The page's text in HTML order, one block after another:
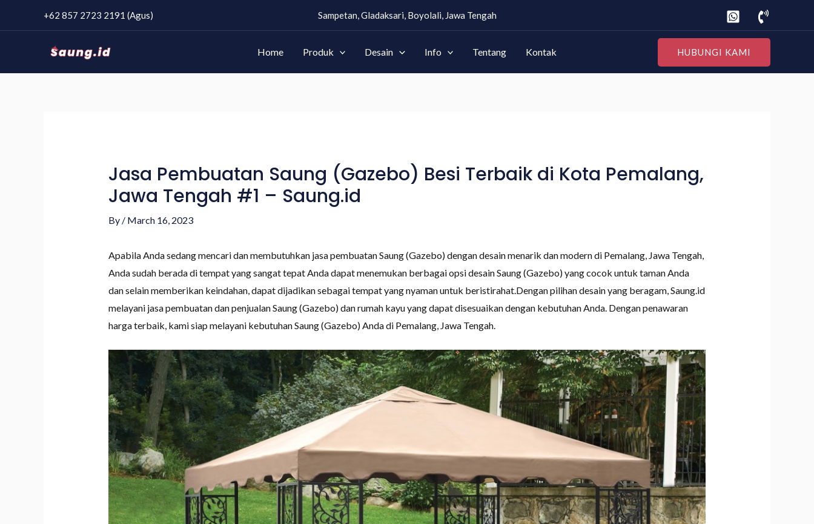
+62 857 2723 2191 (Agus) Sampetan, Gladaksari, Boyolali, Jawa Tengah
Home Produk Desain Info Tentang Kontak HUBUNGI KAMI
Jasa Pembuatan Saung (Gazebo) Besi Terbaik di Kota Pemalang,
Jawa Tengah #1 – Saung.id
By / March 16, 2023
Apabila Anda sedang mencari dan membutuhkan jasa pembuatan Saung (Gazebo) dengan desain menarik dan modern di Pemalang, Jawa Tengah,
Anda sudah berada di tempat yang sangat tepat Anda dapat menemukan berbagai opsi desain Saung (Gazebo) yang cocok untuk taman Anda
dan selain memberikan keindahan, dapat dijadikan sebagai tempat yang nyaman untuk beristirahat.Dengan pilihan desain yang beragam, Saung.id
melayani jasa pembuatan dan penjualan Saung (Gazebo) dan rumah kayu yang dapat disesuaikan dengan kebutuhan Anda. Dengan penawaran
harga terbaik, kami siap melayani kebutuhan Saung (Gazebo) Anda di Pemalang, Jawa Tengah.